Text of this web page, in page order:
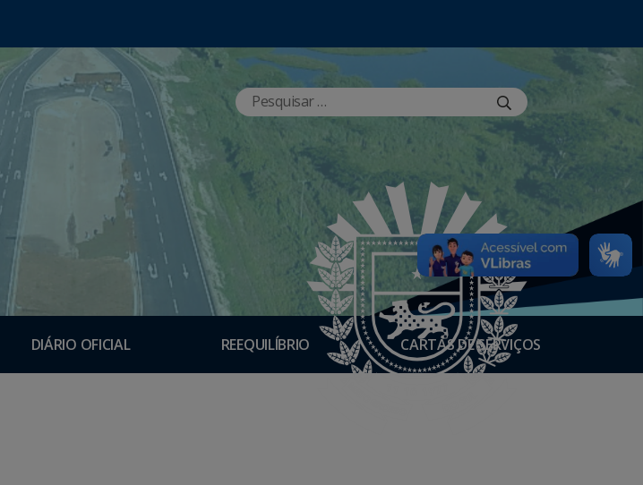
DIÁRIO OFICIAL REEQUILÍBRIO CARTAS DE SERVIÇOS